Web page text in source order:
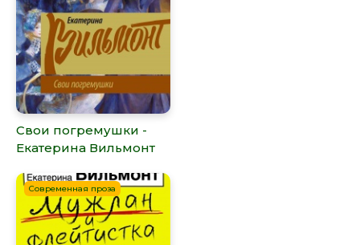
Свои погремушки -
Екатерина Вильмонт
Современная проза